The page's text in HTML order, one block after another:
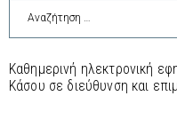
Καθημερινή ηλεκτρονική
Κάσου σε διεύθυνση και